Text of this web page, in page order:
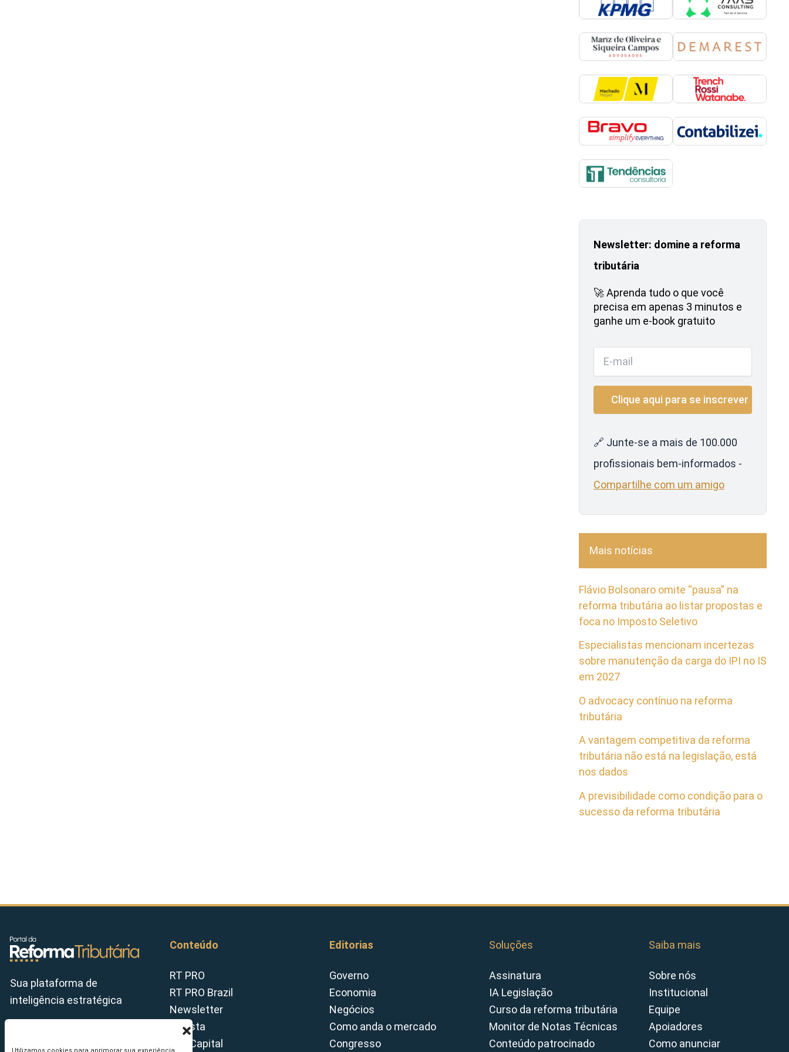
Newsletter: domine a reforma
tributária
🚀 Aprenda tudo o que você
precisa em apenas 3 minutos e
ganhe um e-book gratuito
🔗 Junte-se a mais de 100.000
profissionais bem-informados -
Compartilhe com um amigo
Mais notícias
Flávio Bolsonaro omite “pausa” na
reforma tributária ao listar propostas e
foca no Imposto Seletivo
Especialistas mencionam incertezas
sobre manutenção da carga do IPI no IS
em 2027
O advocacy contínuo na reforma
tributária
A vantagem competitiva da reforma
tributária não está na legislação, está
nos dados
A previsibilidade como condição para o
sucesso da reforma tributária
Sua plataforma de
inteligência estratégica
Conteúdo
RT PRO
RT PRO Brazil
Newsletter
Revista
Tax Capital
Editorias
Governo
Economia
Negócios
Como anda o mercado
Congresso
Soluções
Assinatura
IA Legislação
Curso da reforma tributária
Monitor de Notas Técnicas
Conteúdo patrocinado
Saiba mais
Sobre nós
Institucional
Equipe
Apoiadores
Como anunciar